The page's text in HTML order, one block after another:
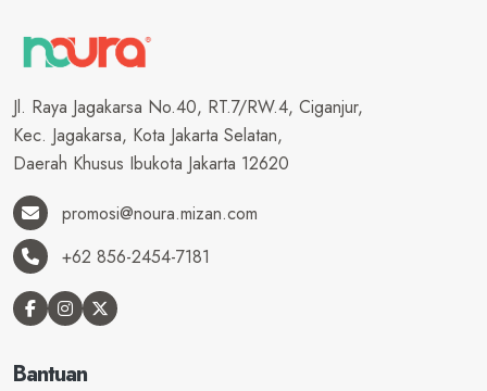
Jl. Raya Jagakarsa No.40, RT.7/RW.4, Ciganjur,
Kec. Jagakarsa, Kota Jakarta Selatan,
Daerah Khusus Ibukota Jakarta 12620
promosi@noura.mizan.com
+62 856-2454-7181
Bantuan